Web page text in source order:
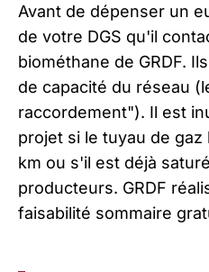
Avant de dépenser un
de votre DGS qu'il
biométhane de GRDF.
de capacité du réseau
raccordement"). Il est
projet si le tuyau de gaz
km ou s'il est déjà
producteurs. GRDF
faisabilité sommaire